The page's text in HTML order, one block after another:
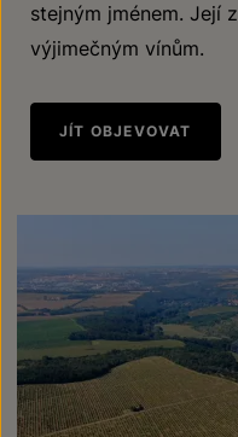
stejným jménem. Její
výjimečným vínům.
JÍT OBJEVOVAT